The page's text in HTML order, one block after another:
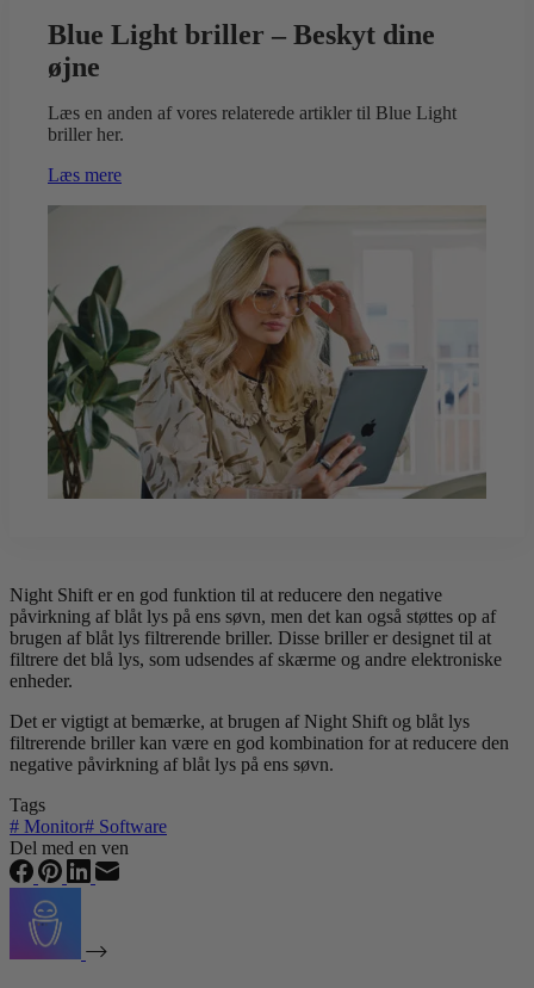
Blue Light briller – Beskyt dine
øjne
Læs en anden af vores relaterede artikler til Blue Light
briller her.
Læs mere
Night Shift er en god funktion til at reducere den negative
påvirkning af blåt lys på ens søvn, men det kan også støttes op af
brugen af blåt lys filtrerende briller. Disse briller er designet til at
filtrere det blå lys, som udsendes af skærme og andre elektroniske
enheder.
Det er vigtigt at bemærke, at brugen af Night Shift og blåt lys
filtrerende briller kan være en god kombination for at reducere den
negative påvirkning af blåt lys på ens søvn.
Tags
# Monitor# Software
Del med en ven